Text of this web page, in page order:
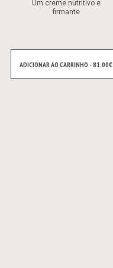
Um creme nutritivo e
firmante
ADICIONAR AO CARRINHO - 81.00€